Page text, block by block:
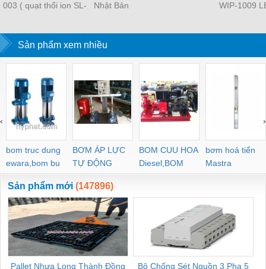
003 ( quạt thổi ion SL-
Nhật Bản
WIP-1009
Sản phẩm xem nhiều
bom truc dung
ewara,bom bu
ewara
BƠM ÁP LỰC
TỰ ĐỘNG
BOM CUU HOA
Diesel,BOM
CHUA CHAY
bơm hoả tiển
Mastra
‹ ›
Sản phẩm mới (147896)
Pallet Nhựa Long Thành Đồng
Bộ Chống Sét Nguồn 3 Pha 5